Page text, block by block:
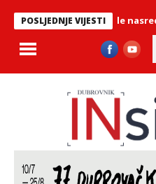
POSLJEDNJE VIJESTI
Dvije djevojke mokrile nasred Pila!